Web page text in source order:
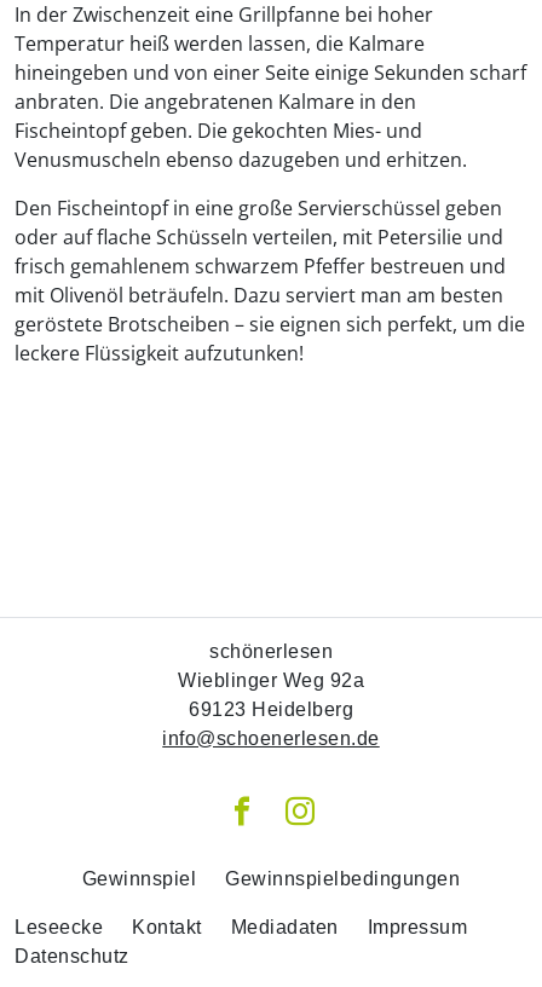
In der Zwischenzeit eine Grillpfanne bei hoher
Temperatur heiß werden lassen, die Kalmare
hineingeben und von einer Seite einige Sekunden scharf
anbraten. Die angebratenen Kalmare in den
Fischeintopf geben. Die gekochten Mies- und
Venusmuscheln ebenso dazugeben und erhitzen.
Den Fischeintopf in eine große Servierschüssel geben
oder auf flache Schüsseln verteilen, mit Petersilie und
frisch gemahlenem schwarzem Pfeffer bestreuen und
mit Olivenöl beträufeln. Dazu serviert man am besten
geröstete Brotscheiben – sie eignen sich perfekt, um die
leckere Flüssigkeit aufzutunken!
schönerlesen
Wieblinger Weg 92a
69123 Heidelberg
info@schoenerlesen.de
Gewinnspiel Gewinnspielbedingungen
Leseecke Kontakt Mediadaten
Impressum
Datenschutz